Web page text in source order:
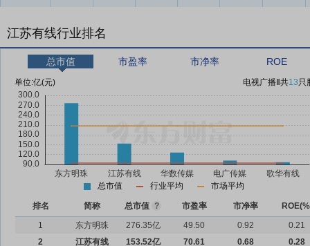
江苏有线行业排名
总市值 市盈率 市净率 ROE
单位:亿(元) 电视广播Ⅱ 共13只
总市值 行业平均 市场平均
排名 简称 总市值 ? 市盈率 市净率
1
东方明珠 276.35亿 49.50 0.92
0.21
2
江苏有线 153.52亿 70.61 0.68
0.28